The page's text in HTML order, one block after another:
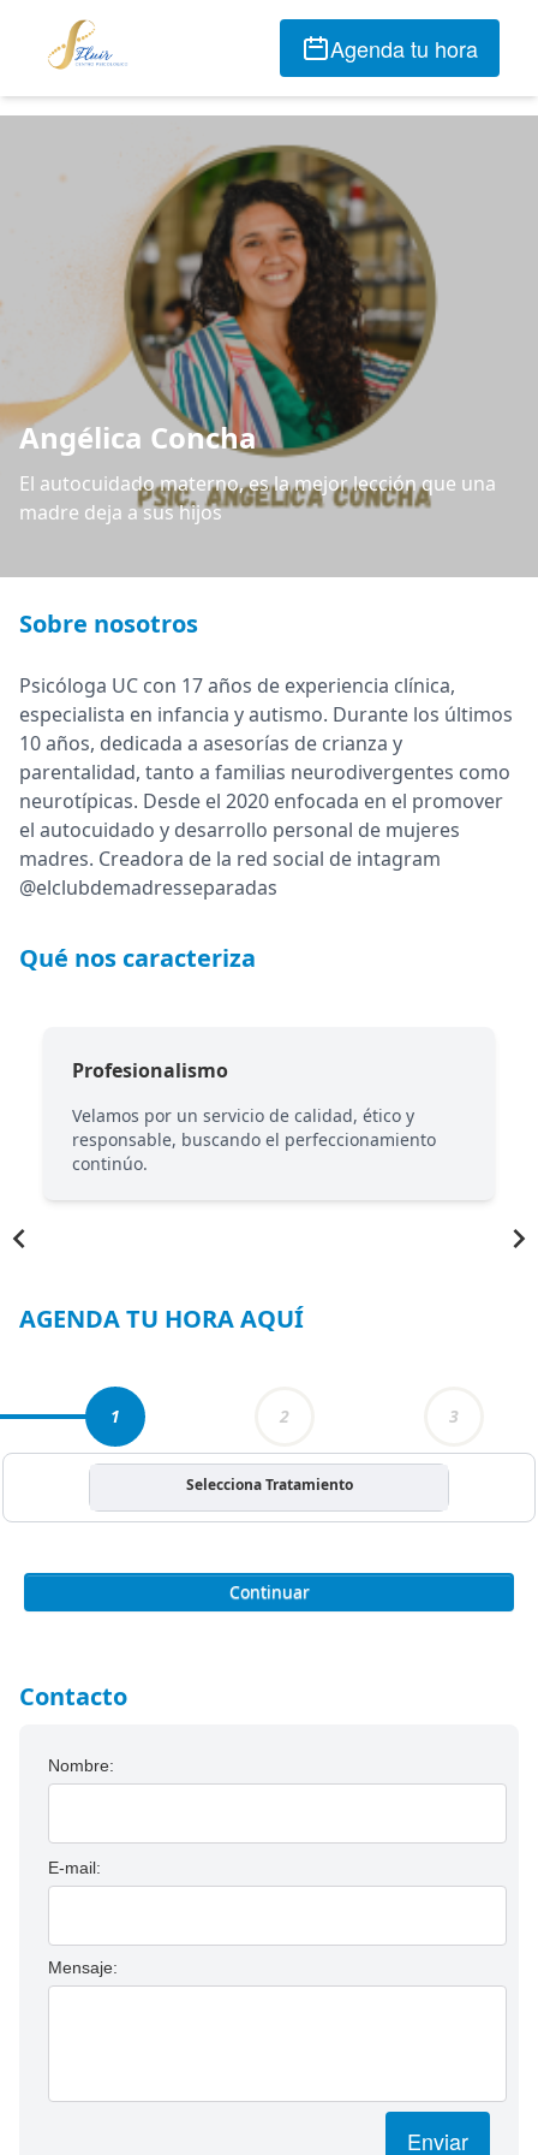
Agenda tu hora
Angélica Concha
El autocuidado materno, es la mejor lección que una
madre deja a sus hijos
Sobre nosotros
Psicóloga UC con 17 años de experiencia clínica,
especialista en infancia y autismo. Durante los últimos
10 años, dedicada a asesorías de crianza y
parentalidad, tanto a familias neurodivergentes como
neurotípicas. Desde el 2020 enfocada en el promover
el autocuidado y desarrollo personal de mujeres
madres. Creadora de la red social de intagram
@elclubdemadresseparadas
Qué nos caracteriza
Profesionalismo
Velamos por un servicio de calidad, ético y
responsable, buscando el perfeccionamiento
continúo.
AGENDA TU HORA AQUÍ
1 2 3
Selecciona Tratamiento
Continuar
Contacto
Nombre:
E-mail:
Mensaje:
Enviar